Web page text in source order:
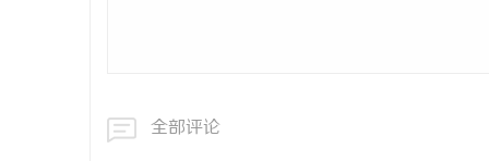
全部评论